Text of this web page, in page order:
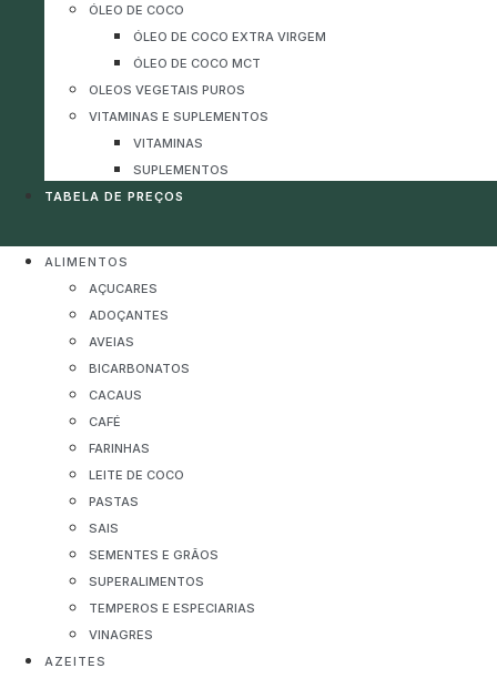
ÓLEO DE COCO
ÓLEO DE COCO EXTRA VIRGEM
ÓLEO DE COCO MCT
OLEOS VEGETAIS PUROS
VITAMINAS E SUPLEMENTOS
VITAMINAS
SUPLEMENTOS
TABELA DE PREÇOS
ALIMENTOS
AÇUCARES
ADOÇANTES
AVEIAS
BICARBONATOS
CACAUS
CAFÉ
FARINHAS
LEITE DE COCO
PASTAS
SAIS
SEMENTES E GRÃOS
SUPERALIMENTOS
TEMPEROS E ESPECIARIAS
VINAGRES
AZEITES